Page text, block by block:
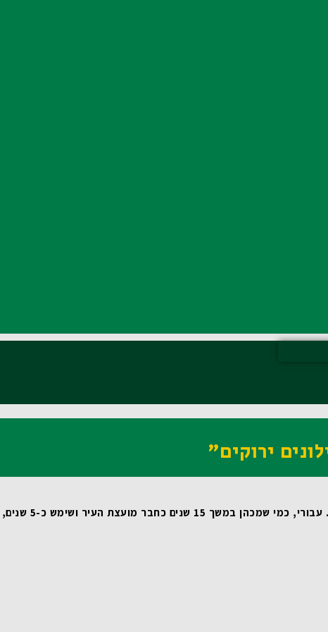
ירוקים"
עבורי, כמי שמכהן במשך 15 שנים כחבר מועצת העיר ושימש כ-5 שנים, כסגן ראש העיר, מדובר במהלך טבעי ומתבקש. עבורי זאת משימת חיים!